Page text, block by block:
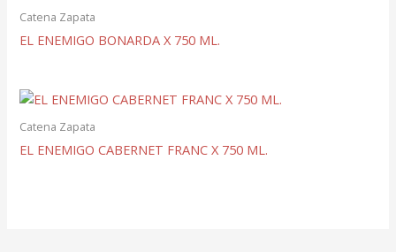
Catena Zapata
EL ENEMIGO BONARDA X 750 ML.
Catena Zapata
EL ENEMIGO CABERNET FRANC X 750 ML.